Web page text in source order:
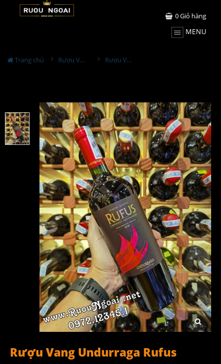
0Giỏ hàng
MENU
Trang chủ Rượu Vang Rượu Vang Undurraga Rufus Cabernet Sauvignon
Rượu Vang Undurraga Rufus